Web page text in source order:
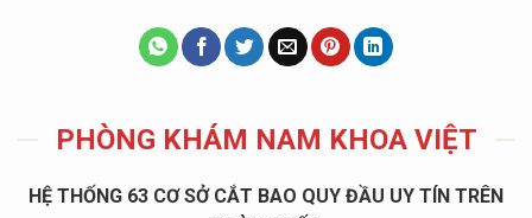
PHÒNG KHÁM NAM KHOA VIỆT
HỆ THỐNG 63 CƠ SỞ CẮT BAO QUY ĐẦU UY TÍN TRÊN